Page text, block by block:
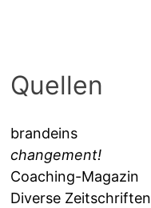
Quellen
brandeins
changement!
Coaching-Magazin
Diverse Zeitschriften